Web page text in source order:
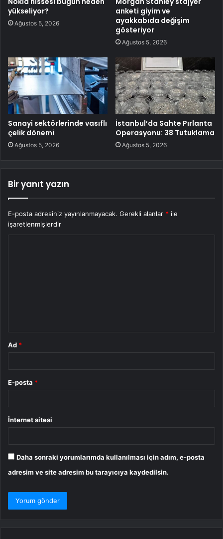
yükseliyor?
Ağustos 5, 2026
anketi giyim ve
ayakkabıda değişim
gösteriyor
Ağustos 5, 2026
Sanayi sektörlerinde vasıflı
çelik dönemi
Ağustos 5, 2026
İstanbul’da Sahte Pırlanta
Operasyonu: 38 Tutuklama
Ağustos 5, 2026
Bir yanıt yazın
E-posta adresiniz yayınlanmayacak. Gerekli alanlar * ile
işaretlenmişlerdir
Ad *
E-posta *
İnternet sitesi
Daha sonraki yorumlarımda kullanılması için adım, e-posta
adresim ve site adresim bu tarayıcıya kaydedilsin.